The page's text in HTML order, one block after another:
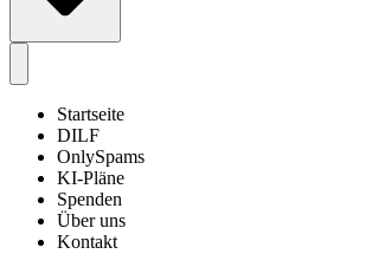
Startseite
DILF
OnlySpams
KI-Pläne
Spenden
Über uns
Kontakt